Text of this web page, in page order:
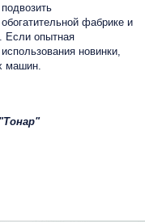
фабрике и
Если опытная
новинки,
машин.